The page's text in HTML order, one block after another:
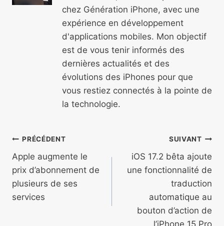
chez Génération iPhone, avec une
expérience en développement
d'applications mobiles. Mon objectif
est de vous tenir informés des
dernières actualités et des
évolutions des iPhones pour que
vous restiez connectés à la pointe de
la technologie.
Navigation
de
l’article
PRÉCÉDENT
Apple augmente le
prix d’abonnement de
plusieurs de ses
services
SUIVANT
iOS 17.2 bêta ajoute
une fonctionnalité de
traduction
automatique au
bouton d’action de
l’iPhone 15 Pro